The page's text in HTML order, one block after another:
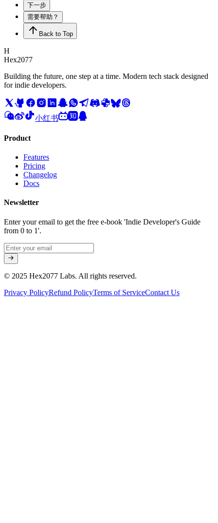
下一步
需要帮助？
Back to Top
H
Hex2077
Building the future, one step at a time. Modern tech stack designed
for indie developers.
小红书
Product
Features
Pricing
Changelog
Docs
Newsletter
Enter your email to get the free e-book 'Indie Developer's Guide
from 0 to 1'.
© 2025 Hex2077 Labs. All rights reserved.
Privacy PolicyRefund PolicyTerms of ServiceContact Us